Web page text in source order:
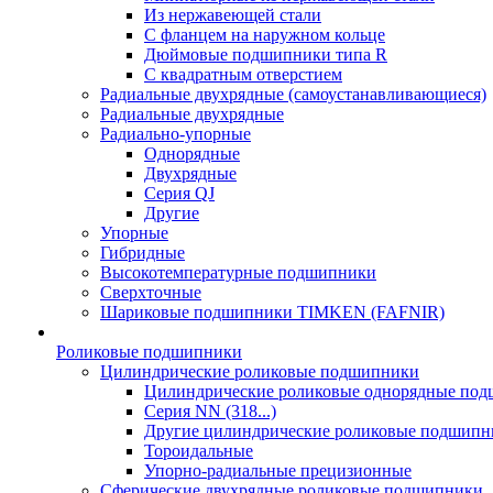
Из нержавеющей стали
С фланцем на наружном кольце
Дюймовые подшипники типа R
С квадратным отверстием
Радиальные двухрядные (самоустанавливающиеся)
Радиальные двухрядные
Радиально-упорные
Однорядные
Двухрядные
Серия QJ
Другие
Упорные
Гибридные
Высокотемпературные подшипники
Сверхточные
Шариковые подшипники TIMKEN (FAFNIR)
Роликовые подшипники
Цилиндрические роликовые подшипники
Цилиндрические роликовые однорядные
Серия NN (318...)
Другие цилиндрические роликовые
Тороидальные
Упорно-радиальные прецизионные